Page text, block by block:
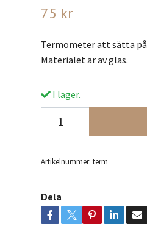
75 kr
Termometer att sätta
Materialet är av glas.
I lager.
Artikelnummer: term
Dela